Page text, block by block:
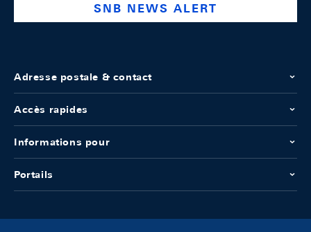
SNB NEWS ALERT
Adresse postale & contact
Accès rapides
Informations pour
Portails